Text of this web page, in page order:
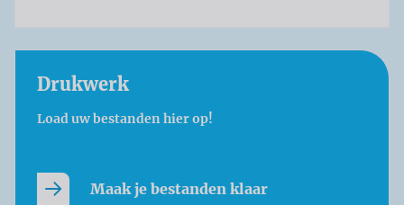
Drukwerk
Load uw bestanden hier op!
Maak je bestanden klaar